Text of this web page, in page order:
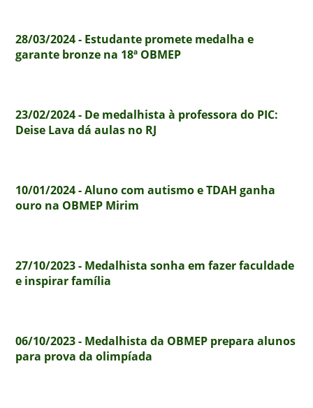
28/03/2024 - Estudante promete medalha e
garante bronze na 18ª OBMEP
23/02/2024 - De medalhista à professora do PIC:
Deise Lava dá aulas no RJ
10/01/2024 - Aluno com autismo e TDAH ganha
ouro na OBMEP Mirim
27/10/2023 - Medalhista sonha em fazer faculdade
e inspirar família
06/10/2023 - Medalhista da OBMEP prepara alunos
para prova da olimpíada